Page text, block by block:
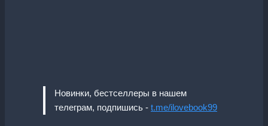
Новинки, бестселлеры в нашем
телеграм, подпишись - t.me/ilovebook99